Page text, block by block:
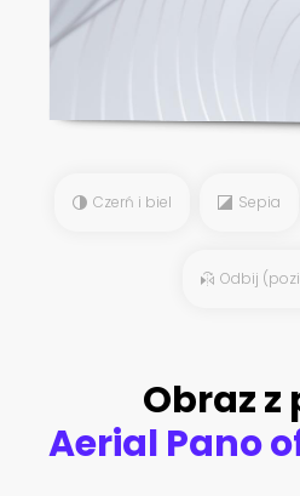
Czerń i biel Sepia
Odbij
Obraz z